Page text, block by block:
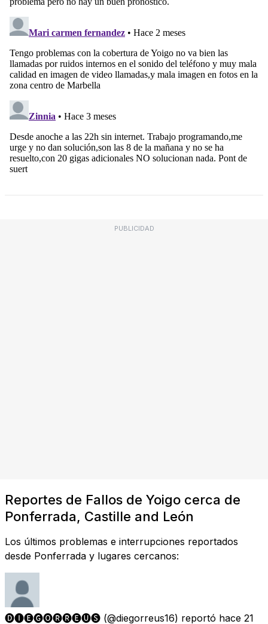
PUBLICIDAD
Reportes de Fallos de Yoigo cerca de
Ponferrada, Castille and León
Los últimos problemas e interrupciones reportados
desde Ponferrada y lugares cercanos:
🅓🅘🅔🅖🅞🅡🅡🅔🅤🅢 (@diegorreus16) reportó hace 21